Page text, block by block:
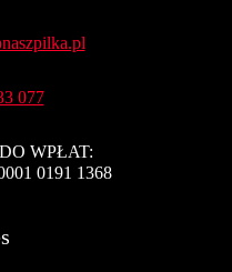
077
WPŁAT:
0191 1368